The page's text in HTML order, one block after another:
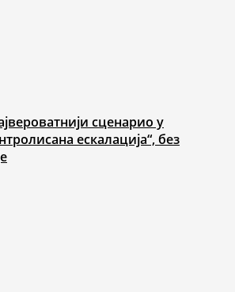
сценарио у
ескалација“, без